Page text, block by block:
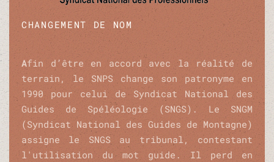
CHANGEMENT DE NOM
Afin d’être en accord avec la réalité de
terrain, le SNPS change son patronyme en
1990 pour celui de Syndicat National des
Guides de Spéléologie (SNGS). Le SNGM
(Syndicat National des Guides de Montagne)
assigne le SNGS au tribunal, contestant
l'utilisation du mot guide. Il perd en